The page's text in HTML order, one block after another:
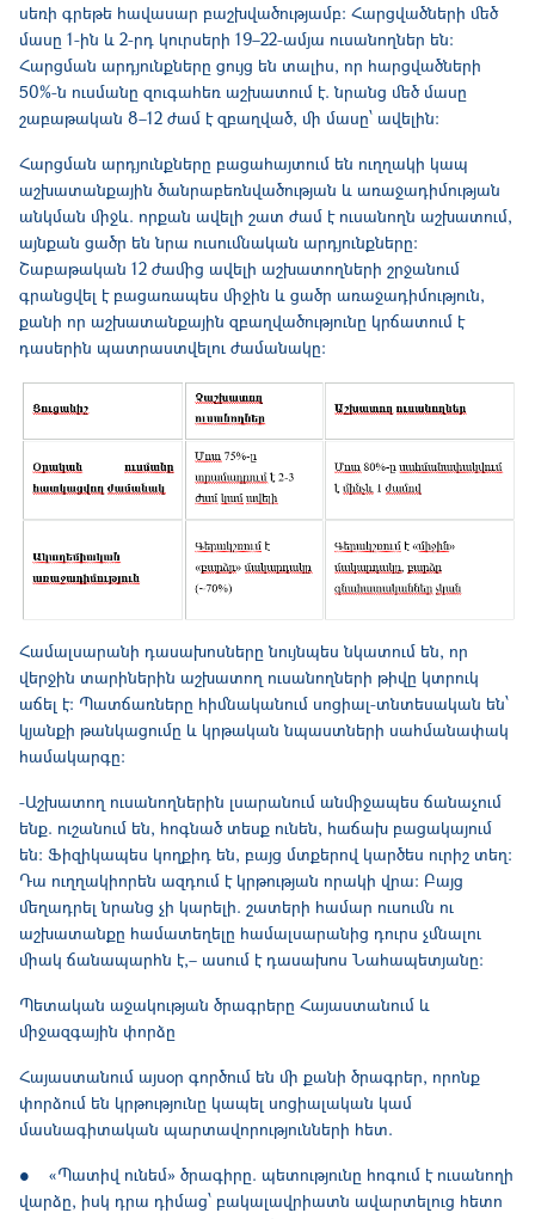
սեռի գրեթե հավասար բաշխվածությամբ: Հարցվածների մեծ
մասը 1-ին և 2-րդ կուրսերի 19–22-ամյա ուսանողներ են:
Հարցման արդյունքները ցույց են տալիս, որ հարցվածների
50%-ն ուսմանը զուգահեռ աշխատում է. նրանց մեծ մասը
շաբաթական 8–12 ժամ է զբաղված, մի մասը՝ ավելին:
Հարցման արդյունքները բացահայտում են ուղղակի կապ
աշխատանքային ծանրաբեռնվածության և առաջադիմության
անկման միջև. որքան ավելի շատ ժամ է ուսանողն աշխատում,
այնքան ցածր են նրա ուսումնական արդյունքները:
Շաբաթական 12 ժամից ավելի աշխատողների շրջանում
գրանցվել է բացառապես միջին և ցածր առաջադիմություն,
քանի որ աշխատանքային զբաղվածությունը կրճատում է
դասերին պատրաստվելու ժամանակը:
Համալսարանի դասախոսները նույնպես նկատում են, որ
վերջին տարիներին աշխատող ուսանողների թիվը կտրուկ
աճել է: Պատճառները հիմնականում սոցիալ-տնտեսական են՝
կյանքի թանկացումը և կրթական նպաստների սահմանափակ
համակարգը:
-Աշխատող ուսանողներին լսարանում անմիջապես ճանաչում
ենք. ուշանում են, հոգնած տեսք ունեն, հաճախ բացակայում
են: Ֆիզիկապես կողքիդ են, բայց մտքերով կարծես ուրիշ տեղ:
Դա ուղղակիորեն ազդում է կրթության որակի վրա: Բայց
մեղադրել նրանց չի կարելի. շատերի համար ուսումն ու
աշխատանքը համատեղելը համալսարանից դուրս չմնալու
միակ ճանապարհն է,– ասում է դասախոս Նահապետյանը:
Պետական աջակության ծրագրերը Հայաստանում և
միջազգային փորձը
Հայաստանում այսօր գործում են մի քանի ծրագրեր, որոնք
փորձում են կրթությունը կապել սոցիալական կամ
մասնագիտական պարտավորությունների հետ.
● «Պատիվ ունեմ» ծրագիրը. պետությունը հոգում է ուսանողի
վարձը, իսկ դրա դիմաց՝ բակալավրիատն ավարտելուց հետո